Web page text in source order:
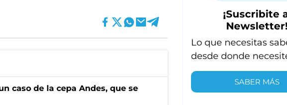
caso de la cepa Andes, que se
¡Suscribite
Newsletter!
Lo que necesitas
desde donde
SABER MÁS